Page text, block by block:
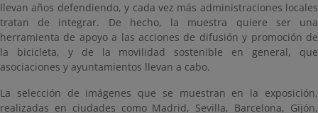
llevan años defendiendo, y cada vez más administraciones locales
tratan de integrar. De hecho, la muestra quiere ser una
herramienta de apoyo a las acciones de difusión y promoción de
la bicicleta, y de la movilidad sostenible en general, que
asociaciones y ayuntamientos llevan a cabo.
La selección de imágenes que se muestran en la exposición,
realizadas en ciudades como Madrid, Sevilla, Barcelona, Gijón,